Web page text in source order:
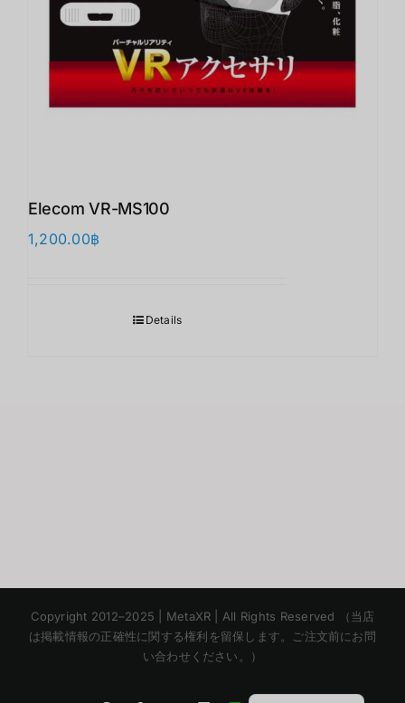
Elecom VR-MS100
1,200.00฿
Details
Copyright 2012–2025 | MetaXR | All Rights Reserved （当店
は掲載情報の正確性に関する権利を留保します。ご注文前にお問
い合わせください。）
Chinese